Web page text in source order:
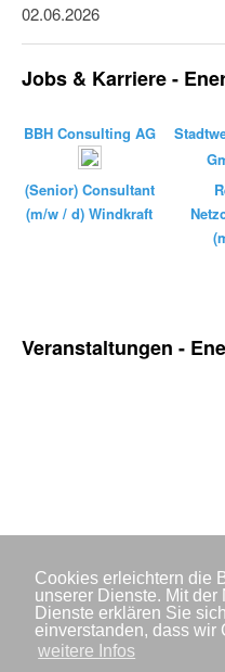
Cookies erleichtern die
unserer Dienste. Mit der
Dienste erklären Sie
einverstanden, dass wir
weitere Infos
02.06.2026
Jobs & Karriere -
BBH Consulting AG
(Senior) Consultant
(m/w / d) Windkraft
Veranstaltungen -
Impressum
Datenschutzerklärung